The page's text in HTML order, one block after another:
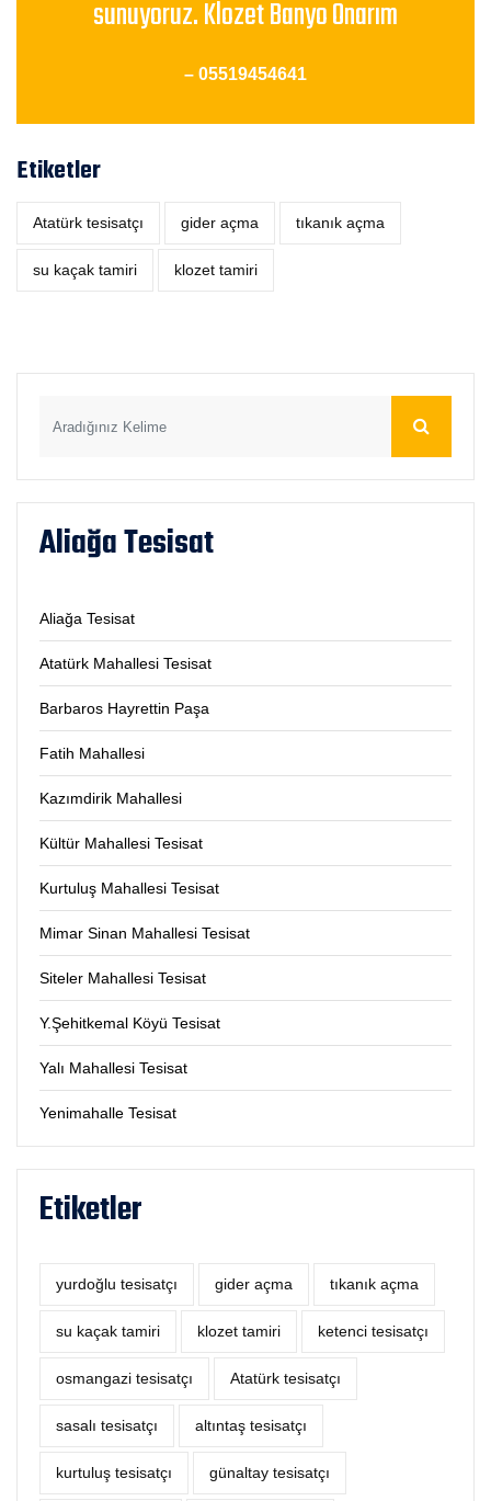
sunuyoruz. Klozet Banyo Onarım
– 05519454641
Etiketler
Atatürk tesisatçı ‎gider açma tıkanık açma
su kaçak tamiri klozet tamiri
Aliağa Tesisat
Aliağa Tesisat
Atatürk Mahallesi Tesisat
Barbaros Hayrettin Paşa
Fatih Mahallesi
Kazımdirik Mahallesi
Kültür Mahallesi Tesisat
Kurtuluş Mahallesi Tesisat
Mimar Sinan Mahallesi Tesisat
Siteler Mahallesi Tesisat
Y.Şehitkemal Köyü Tesisat
Yalı Mahallesi Tesisat
Yenimahalle Tesisat
Etiketler
yurdoğlu tesisatçı ‎gider açma tıkanık açma
su kaçak tamiri klozet tamiri ketenci tesisatçı
osmangazi tesisatçı Atatürk tesisatçı
sasalı tesisatçı altıntaş tesisatçı
kurtuluş tesisatçı günaltay tesisatçı